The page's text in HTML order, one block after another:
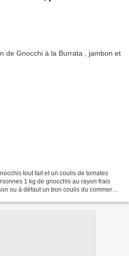
tout fait et un coulis de tomates
1 kg de gnocchis au rayon frais
ou à défaut un bon coulis du commerce